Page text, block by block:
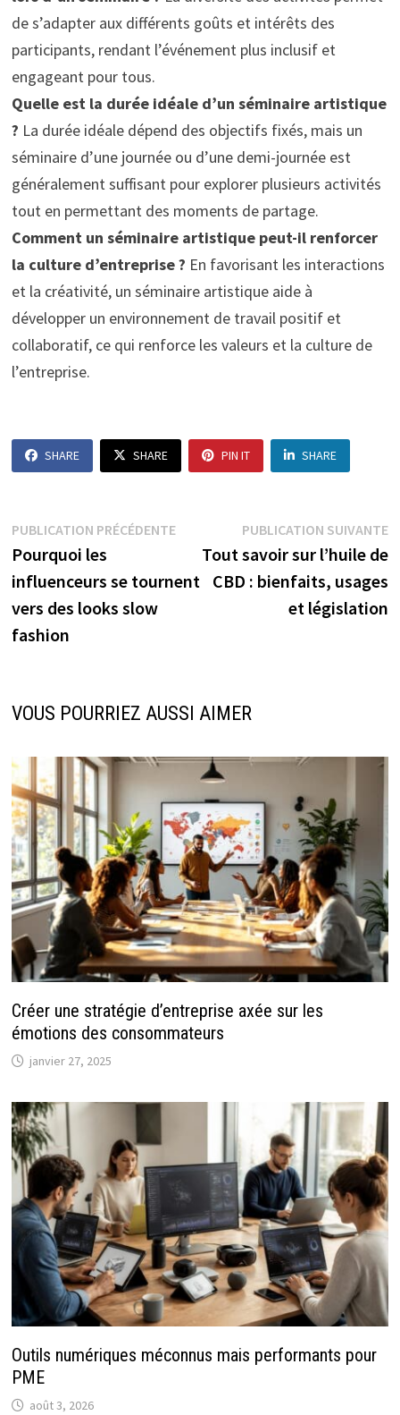
de s’adapter aux différents goûts et intérêts des
participants, rendant l’événement plus inclusif et
engageant pour tous.
Quelle est la durée idéale d’un séminaire artistique
? La durée idéale dépend des objectifs fixés, mais un
séminaire d’une journée ou d’une demi-journée est
généralement suffisant pour explorer plusieurs activités
tout en permettant des moments de partage.
Comment un séminaire artistique peut-il renforcer
la culture d’entreprise ? En favorisant les interactions
et la créativité, un séminaire artistique aide à
développer un environnement de travail positif et
collaboratif, ce qui renforce les valeurs et la culture de
l’entreprise.
SHARE SHARE PIN IT SHARE
Navigation
de
l’article
PUBLICATION PRÉCÉDENTEPublication
précédente :
Pourquoi les
influenceurs se tournent
vers des looks slow
fashion
PUBLICATION SUIVANTE
Tout savoir sur l’huile de
CBD : bienfaits, usages
et législation
VOUS POURRIEZ AUSSI AIMER
Créer une stratégie d’entreprise axée sur les
émotions des consommateurs
janvier 27, 2025
Outils numériques méconnus mais performants pour
PME
août 3, 2026